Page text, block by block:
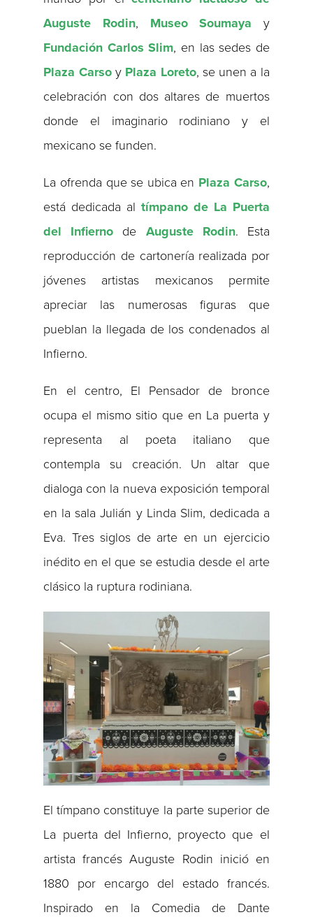
Auguste Rodin, Museo Soumaya y
Fundación Carlos Slim, en las sedes de
Plaza Carsoy Plaza Loreto, se unen a la
celebración con dos altares de muertos
donde el imaginario rodiniano y el
mexicano se funden.
La ofrenda que se ubica en Plaza Carso,
está dedicada al tímpano de La Puerta
del Infierno de Auguste Rodin. Esta
reproducción de cartonería realizada por
jóvenes artistas mexicanos permite
apreciar las numerosas figuras que
pueblan la llegada de los condenados al
Infierno.
En el centro, El Pensador de bronce
ocupa el mismo sitio que en La puerta y
representa al poeta italiano que
contempla su creación. Un altar que
dialoga con la nueva exposición temporal
en la sala Julián y Linda Slim, dedicada a
Eva. Tres siglos de arte en un ejercicio
inédito en el que se estudia desde el arte
clásico la ruptura rodiniana.
El tímpano constituye la parte superior de
La puerta del Infierno, proyecto que el
artista francés Auguste Rodin inició en
1880 por encargo del estado francés.
Inspirado en la Comedia de Dante